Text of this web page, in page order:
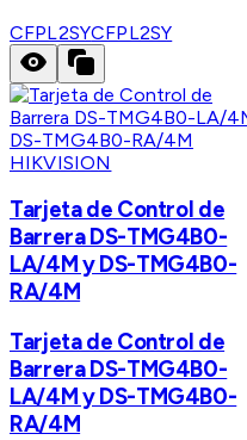
CFPL2SYCFPL2SY
HIKVISION
Tarjeta de Control de
Barrera DS-TMG4B0-
LA/4M y DS-TMG4B0-
RA/4M
Tarjeta de Control de
Barrera DS-TMG4B0-
LA/4M y DS-TMG4B0-
RA/4M